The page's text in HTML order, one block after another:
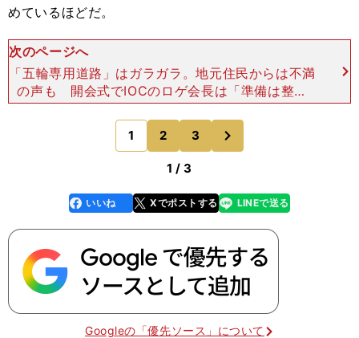
めているほどだ。
次のページへ
「五輪専用道路」はガラガラ。地元住民からは不満
の声も 開会式でIOCのロゲ会長は「準備は整っ
た」と言っていたが、果たしていかがなものか。五
輪組織委員(LOCOG)が開幕前から「自家用車は使
わず、公共交
1 2 3
1 / 3
faceboo
k
いいね Xでポストする
line LINEで送る
Googleの「優先ソース」について